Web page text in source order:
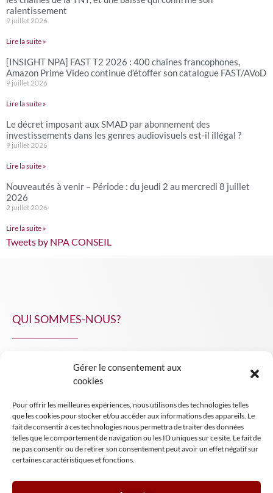
Gérer le consentement aux
cookies
Pour offrir les meilleures expériences, nous utilisons des technologies telles
que les cookies pour stocker et/ou accéder aux informations des appareils. Le
fait de consentir à ces technologies nous permettra de traiter des données
telles que le comportement de navigation ou les ID uniques sur ce site. Le fait de
ne pas consentir ou de retirer son consentement peut avoir un effet négatif sur
certaines caractéristiques et fonctions.
ralentissement
9 juillet 2026
Lire la suite »
[INSIGHT NPA] FAST T2 2026 : 400 chaînes francophones,
Amazon Prime Video continue d’étoffer son catalogue FAST/AVoD
9 juillet 2026
Lire la suite »
Le décret imposant aux SMAD par abonnement des
investissements dans les genres audiovisuels est-il illégal ?
9 juillet 2026
Lire la suite »
Nouveautés à venir – Période : du jeudi 2 au mercredi 8 juillet
2026
2 juillet 2026
Lire la suite »
Tweets by NPA CONSEIL
QUI SOMMES-NOUS?
INSIGHT NPA